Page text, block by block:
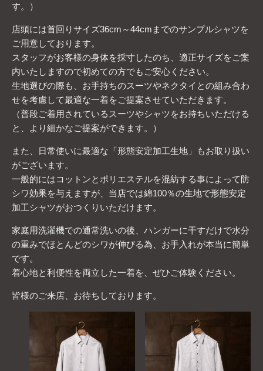
す。）
店頭には首回りサイズ36cm～44cmまでのサンプルシャツを
ご用意しております。
スタッフがお客様の身体を採寸したのち、適正サイズをご案
内いたしますので初めての方でもご安心ください。
生地選びの際も、お手持ちのスーツやネクタイとの組み合わ
せを考慮して最適な一着をご提案させていただきます。
（普段ご着用されているスーツやシャツをお持ちいただける
と、より細かなご提案ができます。）
また、日常使いに最適な「形態安定加工生地」もお取り扱い
がございます。
一般的にはコットンとポリエステルを混紡する事によって防
シワ効果を与えますが、当店では綿100％の生地で形態安定
加工シャツがおつくりいただけます。
家庭用洗濯機での通常洗いの後、ハンガーに干すだけで水分
の重みでほとんどのシワが伸びる為、お手入れが本当に簡単
です。
着心地と利便性を両立した一着を、ぜひご体験ください。
皆様のご来店、お待ちしております。